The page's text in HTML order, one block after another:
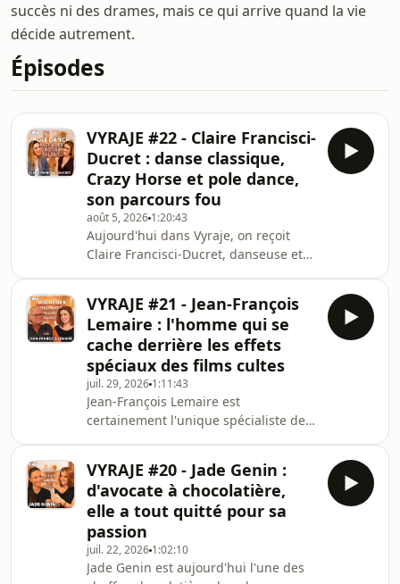
succès ni des drames, mais ce qui arrive quand la vie
décide autrement.
Épisodes
VYRAJE #22 - Claire Francisci-
Ducret : danse classique,
Crazy Horse et pole dance,
son parcours fou
août 5, 2026 1:20:43
Aujourd'hui dans Vyraje, on reçoit
Claire Francisci-Ducret, danseuse et
l'histoire d'une jeune fille de province
passionnée par la danse classique
devenue danseuse de cabaret pour le
Crazy Horse après avoir répondu à
une petite annonce dans un journal
de casting.Elle a accepté de nous
livrer quelques dessous de ce milieu
très
VYRAJE #21 - Jean-François
Lemaire : l'homme qui se
cache derrière les effets
spéciaux des films cultes
juil. 29, 2026 1:11:43
Jean-François Lemaire est
certainement l'unique spécialiste des
trucage. Passionné de cinéma, il
commence sa carrière comme
stagiaire dans les studios de
Pinewood en Angleterre, avant
d'intégrer ceux de la Warner aux
États-Unis. Le faux sang, les
VYRAJE #20 - Jade Genin :
d'avocate à chocolatière,
elle a tout quitté pour sa
passion
juil. 22, 2026 1:02:10
Jade Genin est aujourd'hui l'une des